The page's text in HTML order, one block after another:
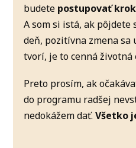
budete postupovať
A som si istá, ak pôjdete
deň, pozitívna zmena sa
tvorí, je to cenná životná
Preto prosím, ak
do programu radšej
nedokážem dať. Všetko